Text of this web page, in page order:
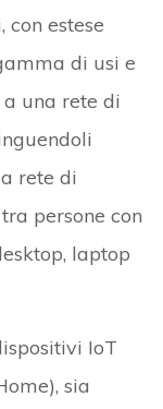
estese
di usi e
una rete di
rete di
persone con
laptop
IoT
sia